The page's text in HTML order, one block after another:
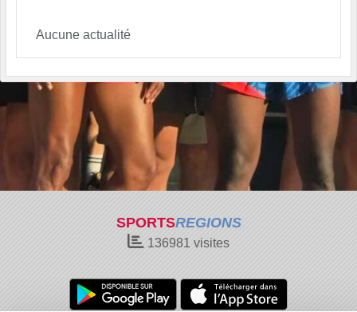
Aucune actualité
SPORTSREGIONS
136981 visites